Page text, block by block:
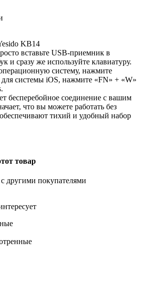
KB14
вставьте USB-приемник в
и сразу же используйте клавиатуру.
систему, нажмите
системы iOS, нажмите «FN» + «W»
бесперебойное соединение с вашим
что вы можете работать без
тихий и удобный набор
товар
другими покупателями